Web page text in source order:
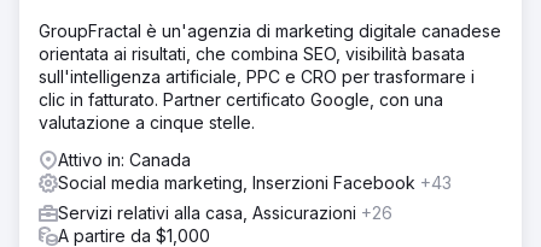
GroupFractal è un'agenzia di marketing digitale canadese
orientata ai risultati, che combina SEO, visibilità basata
sull'intelligenza artificiale, PPC e CRO per trasformare i
clic in fatturato. Partner certificato Google, con una
valutazione a cinque stelle.
Attivo in: Canada
Social media marketing, Inserzioni Facebook +43
Servizi relativi alla casa, Assicurazioni +26
A partire da $1,000